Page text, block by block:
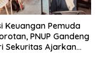
Keuangan Pemuda
PNUP Gandeng
Sekuritas Ajarkan